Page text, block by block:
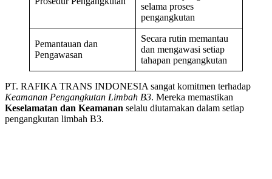
selama proses
pengangkutan
Pemantauan dan
Pengawasan
Secara rutin memantau
dan mengawasi setiap
tahapan pengangkutan
PT. RAFIKA TRANS INDONESIA sangat komitmen terhadap
Keamanan Pengangkutan Limbah B3. Mereka memastikan
Keselamatan dan Keamanan selalu diutamakan dalam setiap
pengangkutan limbah B3.